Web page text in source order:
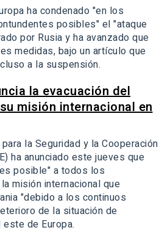
ha condenado "en los
posibles" el "ataque
por Rusia y ha avanzado que
medidas, bajo un artículo que
a la suspensión.
la evacuación del
misión internacional en
la Seguridad y la Cooperación
ha anunciado este jueves que
posible" a todos los
misión internacional que
"debido a los continuos
de la situación de
de Europa.